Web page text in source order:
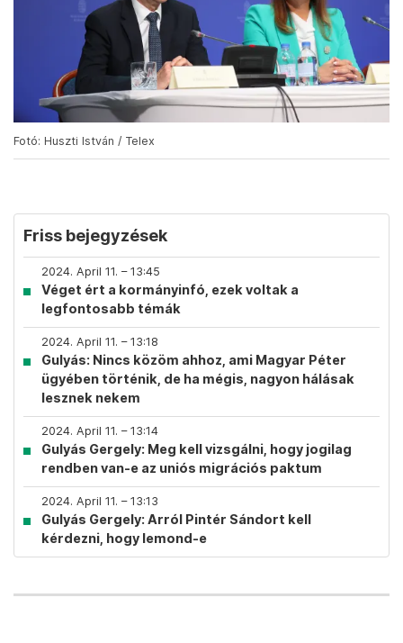
Fotó: Huszti István / Telex
Friss bejegyzések
2024. April 11. – 13:45
Véget ért a kormányinfó, ezek voltak a
legfontosabb témák
2024. April 11. – 13:18
Gulyás: Nincs közöm ahhoz, ami Magyar Péter
ügyében történik, de ha mégis, nagyon hálásak
lesznek nekem
2024. April 11. – 13:14
Gulyás Gergely: Meg kell vizsgálni, hogy jogilag
rendben van-e az uniós migrációs paktum
2024. April 11. – 13:13
Gulyás Gergely: Arról Pintér Sándort kell
kérdezni, hogy lemond-e